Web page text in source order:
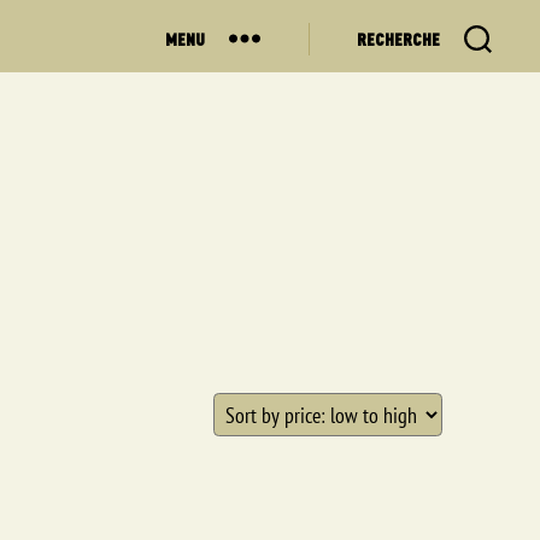
MENU RECHERCHE